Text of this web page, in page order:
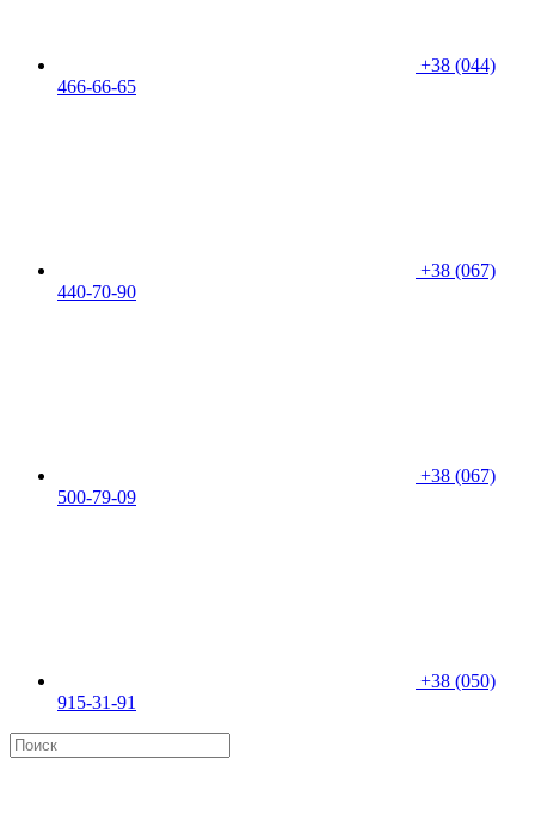
+38 (044)
466-66-65
+38 (067)
440-70-90
+38 (067)
500-79-09
+38 (050)
915-31-91